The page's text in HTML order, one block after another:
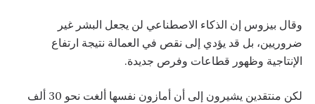
وقال بيزوس إن الذكاء الاصطناعي لن يجعل البشر غير
ضروريين، بل قد يؤدي إلى نقص في العمالة نتيجة ارتفاع
الإنتاجية وظهور قطاعات وفرص جديدة.
لكن منتقدين يشيرون إلى أن أمازون نفسها ألغت نحو 30 ألف